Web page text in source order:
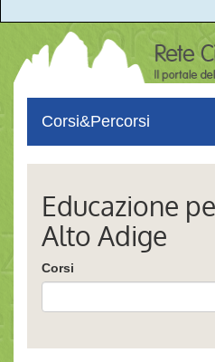
Corsi&Percorsi
Educazione
Alto Adige
Corsi